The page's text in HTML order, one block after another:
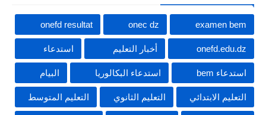
examen bem
onec dz
onefd resultat
onefd.edu.dz أخبار التعليم استدعاء
استدعاء bem استدعاء البكالوريا البيام
التعليم الابتدائي التعليم الثانوي التعليم المتوسط